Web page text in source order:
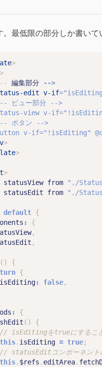
最低限の部分しか書いて
>
編集部分
-->
edit v-if
    <!-- ビュー部分 -->
    <!-- ボタン -->
v-if="!isEditing"
>
>
>
statusView from "./
statusEdit from "./
default {
:
{
,
,
{
{
isEditing: false,
:
{
()
{
this. isEditing = true;
this. $refs . editArea.